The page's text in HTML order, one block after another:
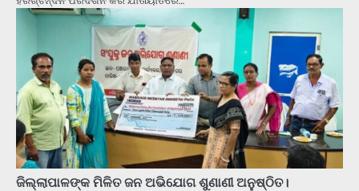
ଜିଲ୍ଲାପାଳଙ୍କ ମିଳିତ ଜନ ଅଭିଯୋଗ ଶୁଣାଣୀ ଅନୁଷ୍ଠିତ।